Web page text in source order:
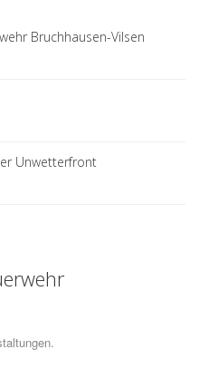
Bruchhausen-Vilsen
Unwetterfront